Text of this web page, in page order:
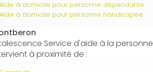
Aide à domicile pour personne dépendante
Aide à domicile pour personne handicapée
Service d'aide à la personne
à proximité de :